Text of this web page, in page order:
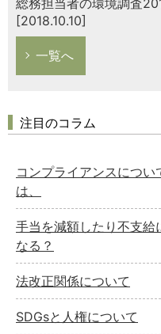
[2018.10.10]
一覧へ
注目のコラム
コンプライアンスにつ
は、
手当を減額したり不支給
なる？
法改正関係について
SDGsと人権について